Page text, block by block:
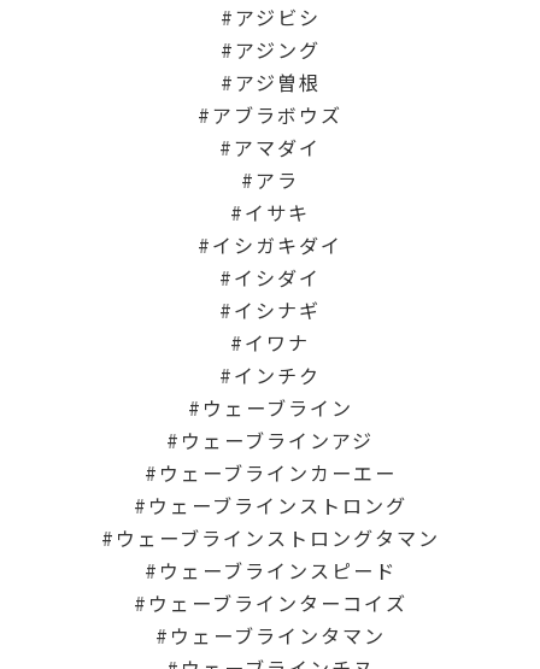
アジビシ
アジング
アジ曽根
アブラボウズ
アマダイ
アラ
イサキ
イシガキダイ
イシダイ
イシナギ
イワナ
インチク
ウェーブライン
ウェーブラインアジ
ウェーブラインカーエー
ウェーブラインストロング
ウェーブラインストロングタマン
ウェーブラインスピード
ウェーブラインターコイズ
ウェーブラインタマン